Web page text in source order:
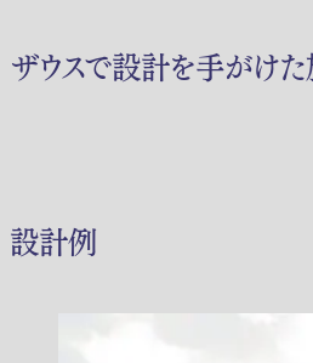
ザウスで設計を手がけ
設計例